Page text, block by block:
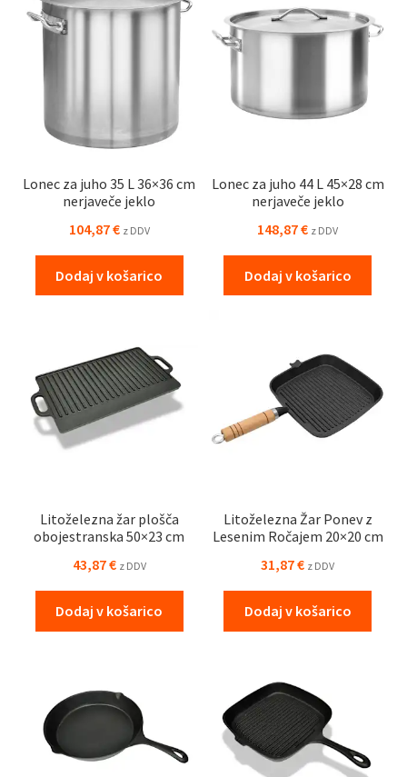
Lonec za juho 35 L 36×36 cm
nerjaveče jeklo
104,87€ z DDV
Dodaj v košarico
Lonec za juho 44 L 45×28 cm
nerjaveče jeklo
148,87€ z DDV
Dodaj v košarico
Litoželezna žar plošča
obojestranska 50×23 cm
43,87€ z DDV
Dodaj v košarico
Litoželezna Žar Ponev z
Lesenim Ročajem 20×20 cm
31,87€ z DDV
Dodaj v košarico